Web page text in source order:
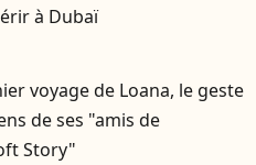
à Dubaï
voyage de Loana, le geste
de ses "amis de
Story"